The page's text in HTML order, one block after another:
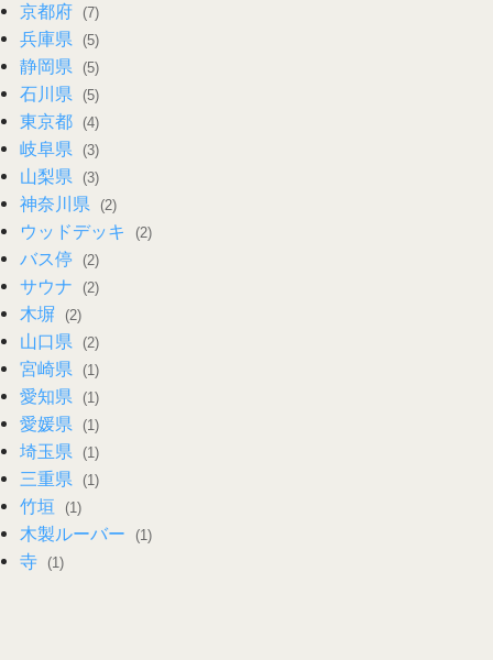
京都府 (7)
兵庫県 (5)
静岡県 (5)
石川県 (5)
東京都 (4)
岐阜県 (3)
山梨県 (3)
神奈川県 (2)
ウッドデッキ (2)
バス停 (2)
サウナ (2)
木塀 (2)
山口県 (2)
宮崎県 (1)
愛知県 (1)
愛媛県 (1)
埼玉県 (1)
三重県 (1)
竹垣 (1)
木製ルーバー (1)
寺 (1)